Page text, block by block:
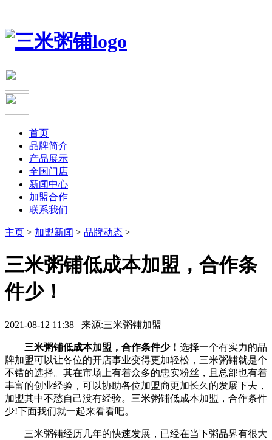
首页
品牌简介
产品展示
全国门店
新闻中心
加盟合作
联系我们
主页 > 加盟新闻 > 品牌动态 >
三米粥铺低成本加盟，合作条
件少！
2021-08-12 11:38 来源:三米粥铺加盟
三米粥铺低成本加盟，合作条件少！ 选择一个有实力的品
牌加盟可以让各位的开店事业变得更加轻松，三米粥铺就是个
不错的选择。其在市场上有着众多的忠实粉丝，且总部也有着
丰富的创业经验，可以协助各位加盟商更加长久的发展下去，
加盟其中不愁自己没有经验。三米粥铺低成本加盟，合作条件
少!下面我们就一起来看看吧。
三米粥铺经历几年的快速发展，已经在当下粥品界有很大